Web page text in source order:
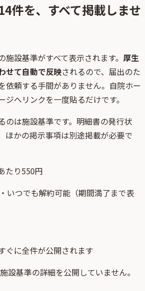
件を、すべて掲載しませ
施設基準がすべて表示されます。 厚生
せて自動で反映されるので、届出のた
依頼する手間がありません。自院ホー
ジへリンクを一度貼るだけです。
のは施設基準です。明細書の発行状
ほかの掲示事項は別途掲載が必要で
たり550円
いつでも解約可能（期間満了まで表
ぐに全件が公開されます
設基準の詳細を公開していません。